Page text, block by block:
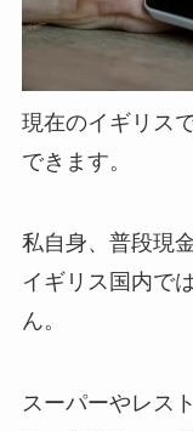
現在のイギリス
できます。
私自身、普段現
イギリス国内で
ん。
スーパーやレス